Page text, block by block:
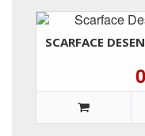
SCARFACE